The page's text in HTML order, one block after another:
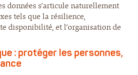
données s’articule naturellement
tels que la résilience,
disponibilité, et l’organisation de
: protéger les personnes,